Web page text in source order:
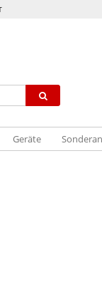
Geräte